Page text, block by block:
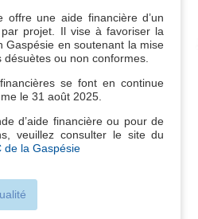
offre une aide financière d’un
projet. Il vise à favoriser la
Gaspésie en soutenant la mise
ou non conformes.
se font en continue
le 31 août 2025.
d’aide financière ou pour de
veuillez consulter le site du
de la Gaspésie